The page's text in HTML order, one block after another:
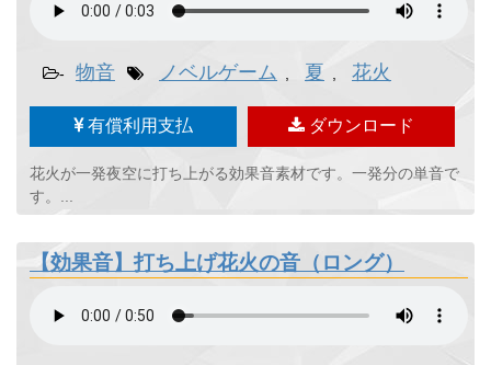
- 物音 ノベルゲーム 夏 花火
有償利用支払 ダウンロード
花火が一発夜空に打ち上がる効果音素材です。一発分の単音で
す。...
【効果音】打ち上げ花火の音（ロング）